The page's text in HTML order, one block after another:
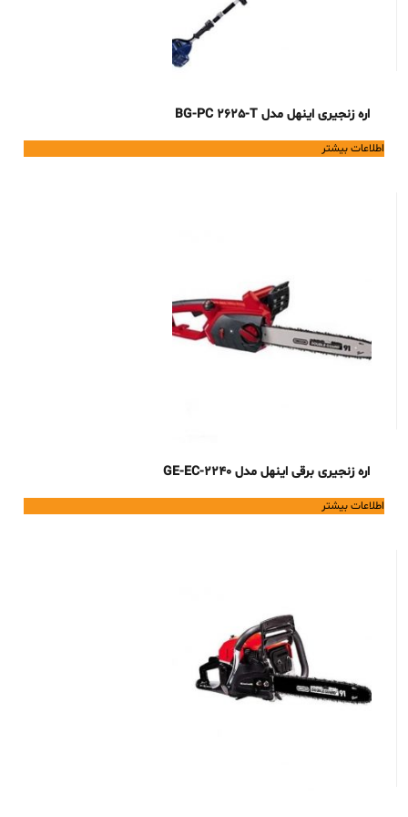
اره زنجیری اینهل مدل BG-PC 2625-T
اطلاعات بیشتر
اره زنجیری برقی اینهل مدل GE-EC-2240
اطلاعات بیشتر